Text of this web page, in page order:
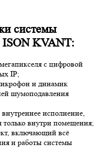
системы
ISON KVANT:
с цифровой
IP;
и динамик
шумоподавления
исполнение,
только внутри помещения;
включающий всё
и работы системы